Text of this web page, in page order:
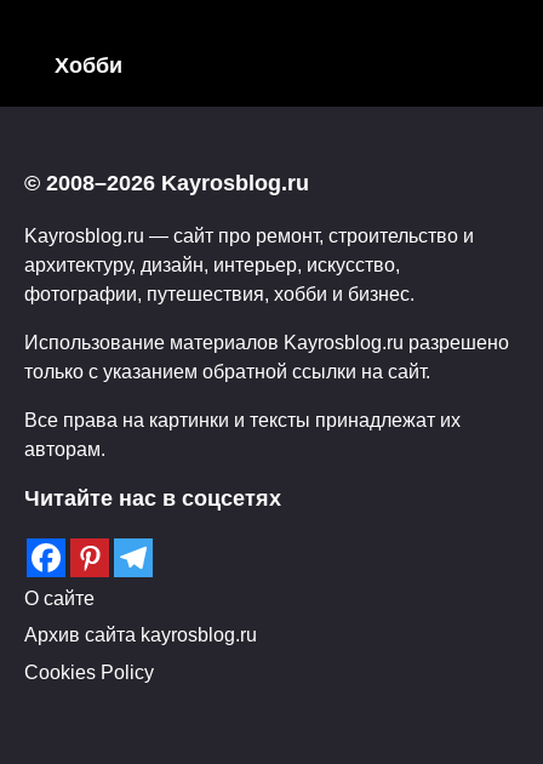
Хобби
© 2008–2026 Kayrosblog.ru
Kayrosblog.ru — сайт про ремонт, строительство и
архитектуру, дизайн, интерьер, искусство,
фотографии, путешествия, хобби и бизнес.
Использование материалов Kayrosblog.ru разрешено
только с указанием обратной ссылки на сайт.
Все права на картинки и тексты принадлежат их
авторам.
Читайте нас в соцсетях
О сайте
Архив сайта kayrosblog.ru
Cookies Policy